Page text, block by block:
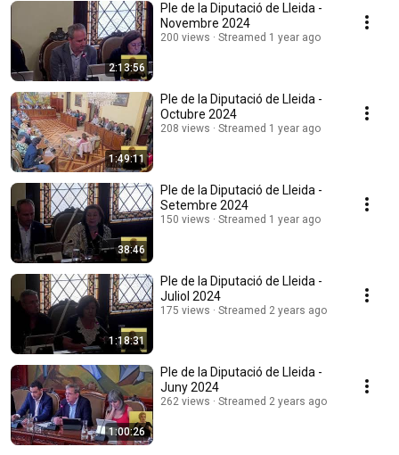
2:13:56
Ple de la Diputació de Lleida -
Novembre 2024
200 views Streamed 1 year ago
1:49:11
Ple de la Diputació de Lleida -
Octubre 2024
208 views Streamed 1 year ago
38:46
Ple de la Diputació de Lleida -
Setembre 2024
150 views Streamed 1 year ago
1:18:31
Ple de la Diputació de Lleida -
Juliol 2024
175 views Streamed 2 years ago
1:00:26
Ple de la Diputació de Lleida -
Juny 2024
262 views Streamed 2 years ago